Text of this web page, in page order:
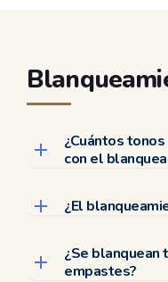
¿Cuántos
con el
¿El
¿Se blanquean
empastes?